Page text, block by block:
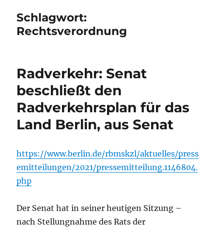
Schlagwort:
Rechtsverordnung
Radverkehr: Senat
beschließt den
Radverkehrsplan für das
Land Berlin, aus Senat
https://www.berlin.de/rbmskzl/aktuelles/press
emitteilungen/2021/pressemitteilung.1146804.
php
Der Senat hat in seiner heutigen Sitzung –
nach Stellungnahme des Rats der